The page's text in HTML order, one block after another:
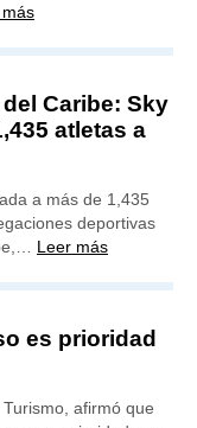
Caribe: Sky
atletas a
a más de 1,435
deportivas
Leer más
es prioridad
afirmó que